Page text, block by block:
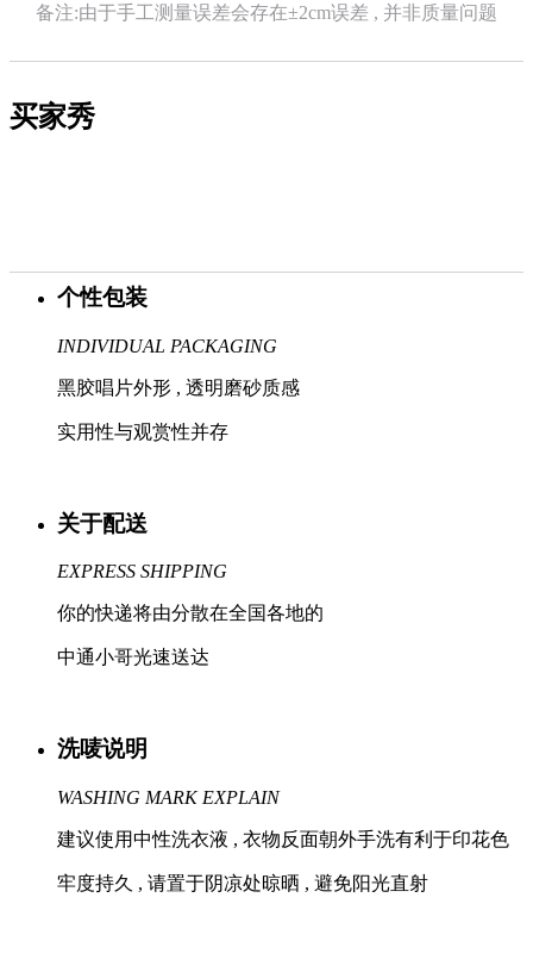
备注:由于手工测量误差会存在±2cm误差 , 并非质量问题
买家秀
个性包装
INDIVIDUAL PACKAGING
黑胶唱片外形 , 透明磨砂质感
实用性与观赏性并存
关于配送
EXPRESS SHIPPING
你的快递将由分散在全国各地的
中通小哥光速送达
洗唛说明
WASHING MARK EXPLAIN
建议使用中性洗衣液 , 衣物反面朝外手洗有利于印花色
牢度持久 , 请置于阴凉处晾晒 , 避免阳光直射